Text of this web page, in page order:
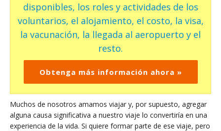
disponibles, los roles y actividades de los
voluntarios, el alojamiento, el costo, la visa,
la vacunación, la llegada al aeropuerto y el
resto.
Obtenga más información ahora »
Muchos de nosotros amamos viajar y, por supuesto, agregar
alguna causa significativa a nuestro viaje lo convertiría en una
experiencia de la vida. Si quiere formar parte de ese viaje, pero